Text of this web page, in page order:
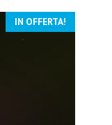
IN OFFERTA!